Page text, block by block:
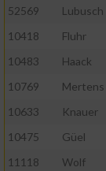
52569
Lubusch
10418
Fluhr
10483
Haack
10769
Mertens
10633
Knauer
10475
Güel
11118
Wolf